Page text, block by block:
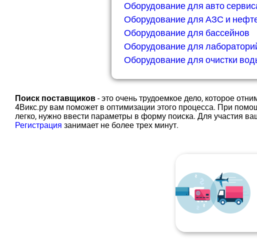
Оборудование для авто
Оборудование для АЗС и
Оборудование для бассейнов
Оборудование для
Оборудование для очистки
Поиск поставщиков - это очень трудоемкое дело, которое
4Викс.ру вам поможет в оптимизации этого процесса. При
легко, нужно ввести параметры в форму поиска. Для участия
Регистрация занимает не более трех минут.